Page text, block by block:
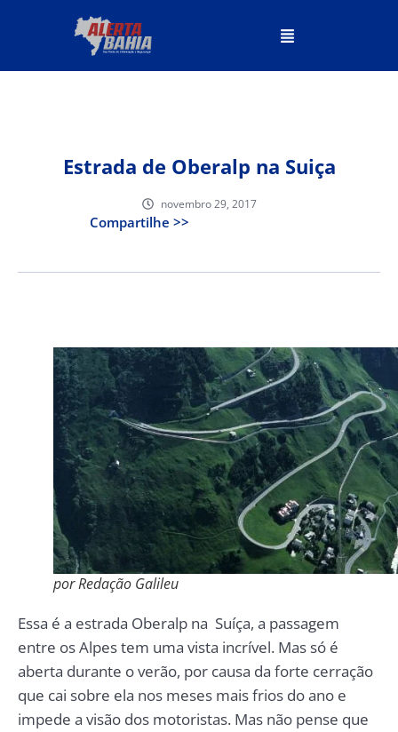
Estrada de Oberalp na Suiça
novembro 29, 2017
Compartilhe >>
por Redação Galileu
Essa é a estrada Oberalp na Suíça, a passagem
entre os Alpes tem uma vista incrível. Mas só é
aberta durante o verão, por causa da forte cerração
que cai sobre ela nos meses mais frios do ano e
impede a visão dos motoristas. Mas não pense que